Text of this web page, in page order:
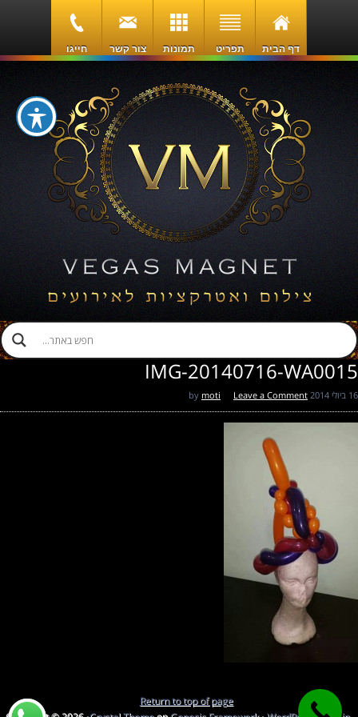
דף הבית תפריט תמונות צור קשר חייגו
IMG-20140716-WA0015
16 ביולי 2014 moti Leave a Comment
Return to top of page